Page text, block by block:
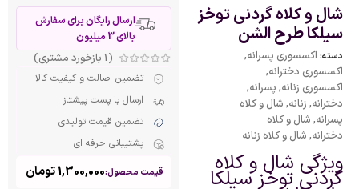
شال و کلاه گردنی توخز
سیلکا طرح الشن
دسته: اکسسوری پسرانه,
اکسسوری دخترانه,
اکسسوری زنانه, پسرانه,
دخترانه, زنانه, شال و کلاه
پسرانه, شال و کلاه
دخترانه, شال و کلاه زنانه
ویژگی شال و کلاه
گردنی توخز سیلکا
ارسال رایگان برای سفارش
بالای 3 میلیون
(
1 بازخورد مشتری)
تضمین اصالت و کیفیت کالا
ارسال با پست پیشتاز
تضمین قیمت تولیدی
پشتیبانی حرفه ای
قیمت محصول:1,300,000تومان